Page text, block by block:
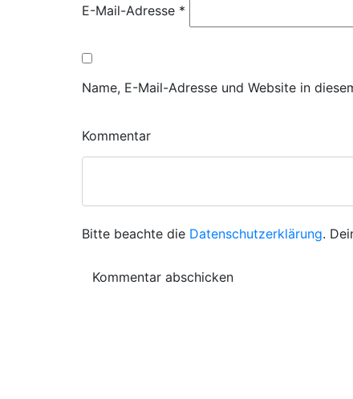
E-Mail-Adresse *
Name, E-Mail-Adresse und Website in
Kommentar
Bitte beachte die Datenschutzerklärung.